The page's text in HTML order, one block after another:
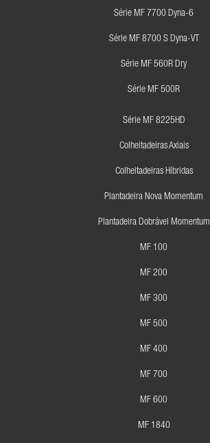
Série MF 7700 Dyna-6
Série MF 8700 S Dyna-VT
Série MF 560R Dry
Série MF 500R
Série MF 8225HD
Colheitadeiras Axiais
Colheitadeiras Híbridas
Plantadeira Nova Momentum
Plantadeira Dobrável Momentum
MF 100
MF 200
MF 300
MF 500
MF 400
MF 700
MF 600
MF 1840